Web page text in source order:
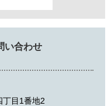
い合わせ
丁目1番地2